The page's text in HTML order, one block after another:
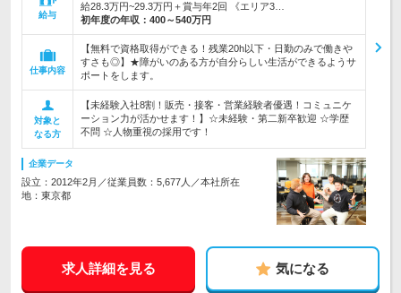
給与
給28.3万円~29.3万円＋賞与年2回 《エリア3…
初年度の年収： 400～540万円
仕事内容
【無料で資格取得ができる！残業20h以下・日勤のみで働きや
すさも◎】★障がいのある方が自分らしい生活ができるようサ
ポートをします。
対象と
なる方
【未経験入社8割！販売・接客・営業経験者優遇！コミュニケ
ーション力が活かせます！】☆未経験・第二新卒歓迎 ☆学歴
不問 ☆人物重視の採用です！
企業データ
設立：2012年2月／従業員数：5,677人／本社所在
地：東京都
求人詳細を見る 気になる